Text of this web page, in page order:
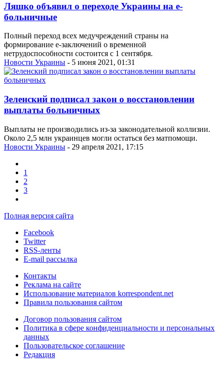
Ляшко объявил о переходе Украины на е-
больничные
Полный переход всех медучреждений страны на
формирование е-заключений о временной
нетрудоспособности состоится с 1 сентября.
Новости Украины - 5 июня 2021, 01:31
Зеленский подписал закон о восстановлении
выплаты больничных
Выплаты не производились из-за законодательной коллизии.
Около 2,5 млн украинцев могли остаться без матпомощи.
Новости Украины - 29 апреля 2021, 17:15
1
2
3
Полная версия сайта
Facebook
Twitter
RSS-ленты
E-mail рассылка
Контакты
Реклама на сайте
Использование материалов korrespondent.net
Правила пользования сайтом
Договор пользования сайтом
Политика в сфере конфиденциальности и персональных
данных
Пользовательское соглашение
Редакция